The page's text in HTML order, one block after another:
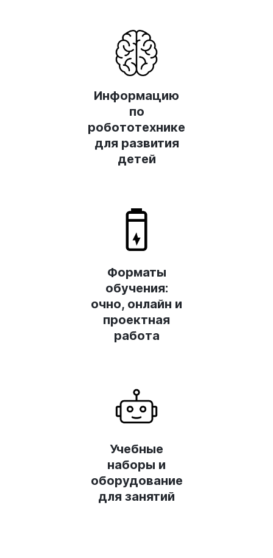
Информацию
по
робототехнике
для развития
детей
Форматы
обучения:
очно, онлайн и
проектная
работа
Учебные
наборы и
оборудование
для занятий